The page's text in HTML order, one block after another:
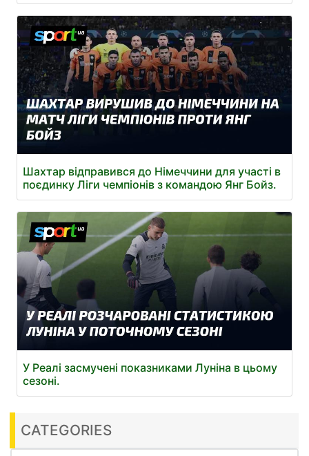
Шахтар відправився до Німеччини для участі в
поєдинку Ліги чемпіонів з командою Янг Бойз.
У Реалі засмучені показниками Луніна в цьому
сезоні.
CATEGORIES